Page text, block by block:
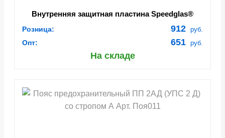
Внутренняя защитная пластина Speedglas®
Розница: 912 руб.
Опт: 651 руб.
На складе